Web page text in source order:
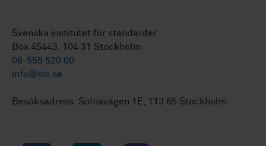
Svenska institutet för standarder
Box 45443, 104 31 Stockholm
08-555 520 00
info@sis.se
Besöksadress: Solnavägen 1E, 113 65 Stockholm